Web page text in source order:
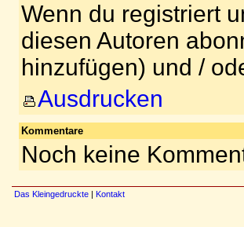
Wenn du registriert
diesen Autoren
hinzufügen) und /
Ausdrucken
Kommentare
Noch keine
Das Kleingedruckte | Kontakt